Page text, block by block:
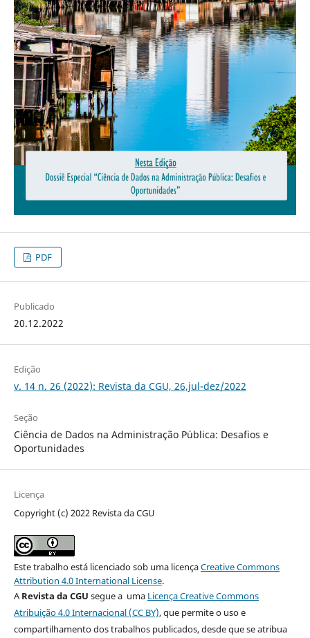
PDF
Publicado
20.12.2022
Edição
v. 14 n. 26 (2022): Revista da CGU, 26,jul-dez/2022
Seção
Ciência de Dados na Administração Pública: Desafios e
Oportunidades
Licença
Copyright (c) 2022 Revista da CGU
Este trabalho está licenciado sob uma licençaCreative Commons
Attribution 4.0 International License.
ARevista da CGU segue a uma Licença Creative Commons
Atribuição 4.0 Internacional (CC BY), que permite o uso e
compartilhamento dos trabalhos publicados, desde que se atribua